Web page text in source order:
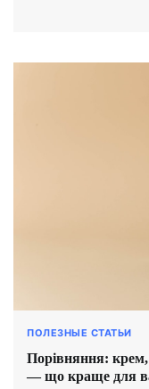
ПОЛЕЗНЫЕ СТАТЬИ
Порівняння:
— що краще для